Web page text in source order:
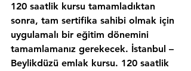
120 saatlik kursu tamamladıktan
sonra, tam sertifika sahibi olmak için
uygulamalı bir eğitim dönemini
tamamlamanız gerekecek. İstanbul –
Beylikdüzü emlak kursu. 120 saatlik